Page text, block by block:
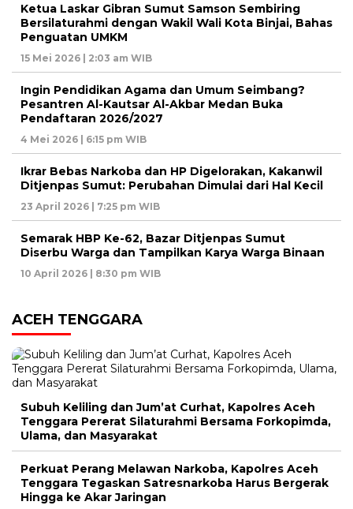
Ketua Laskar Gibran Sumut Samson Sembiring
Bersilaturahmi dengan Wakil Wali Kota Binjai, Bahas
Penguatan UMKM
15 Mei 2026 | 2:03 am WIB
Ingin Pendidikan Agama dan Umum Seimbang?
Pesantren Al-Kautsar Al-Akbar Medan Buka
Pendaftaran 2026/2027
4 Mei 2026 | 6:15 pm WIB
Ikrar Bebas Narkoba dan HP Digelorakan, Kakanwil
Ditjenpas Sumut: Perubahan Dimulai dari Hal Kecil
23 April 2026 | 7:25 pm WIB
Semarak HBP Ke-62, Bazar Ditjenpas Sumut
Diserbu Warga dan Tampilkan Karya Warga Binaan
10 April 2026 | 8:30 pm WIB
ACEH TENGGARA
Subuh Keliling dan Jum’at Curhat, Kapolres Aceh
Tenggara Pererat Silaturahmi Bersama Forkopimda,
Ulama, dan Masyarakat
Perkuat Perang Melawan Narkoba, Kapolres Aceh
Tenggara Tegaskan Satresnarkoba Harus Bergerak
Hingga ke Akar Jaringan